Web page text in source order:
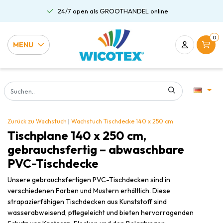
24/7 open als GROOTHANDEL online
MENU
0
Zurück zu Wachstuch | Wachstuch Tischdecke 140 x 250 cm
Tischplane 140 x 250 cm,
gebrauchsfertig – abwaschbare
PVC-Tischdecke
Unsere gebrauchsfertigen PVC-Tischdecken sind in
verschiedenen Farben und Mustern erhältlich. Diese
strapazierfähigen Tischdecken aus Kunststoff sind
wasserabweisend, pflegeleicht und bieten hervorragenden